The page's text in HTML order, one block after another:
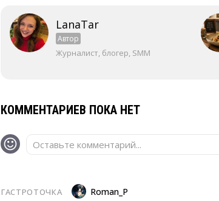
LanaTar
Автор
Журналист, блогер, SMM
КОММЕНТАРИЕВ ПОКА НЕТ
Оставьте комментарий...
ГАСТРОТОЧКА Roman_P